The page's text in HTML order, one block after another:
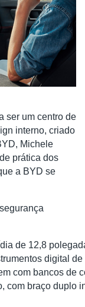
ser um centro de
interno, criado
Michele
prática dos
a BYD se
de 12,8
digital
com bancos de
com braço duplo